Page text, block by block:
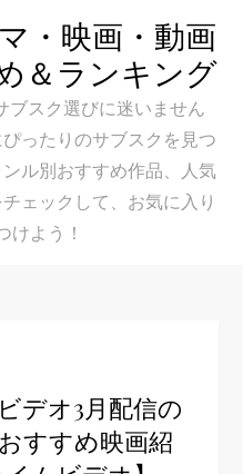
・映画・動画
＆ランキング
スク選びに迷いません
ったりのサブスクを見つ
ル別おすすめ作品、人気
ェックして、お気に入り
けよう！
デオ3月配信の
すすめ映画紹